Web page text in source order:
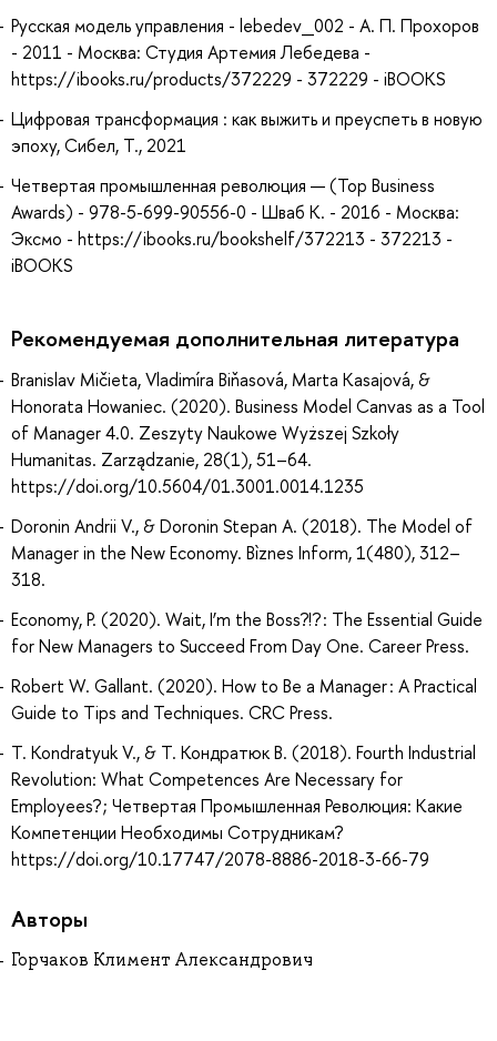
Русская модель управления - lebedev_002 - А. П. Прохоров
- 2011 - Москва: Студия Артемия Лебедева -
https://ibooks.ru/products/372229 - 372229 - iBOOKS
Цифровая трансформация : как выжить и преуспеть в новую
эпоху, Сибел, Т., 2021
Четвертая промышленная революция — (Top Business
Awards) - 978-5-699-90556-0 - Шваб К. - 2016 - Москва:
Эксмо - https://ibooks.ru/bookshelf/372213 - 372213 -
iBOOKS
Рекомендуемая дополнительная литература
Branislav Mičieta, Vladimíra Biňasová, Marta Kasajová, &
Honorata Howaniec. (2020). Business Model Canvas as a Tool
of Manager 4.0. Zeszyty Naukowe Wyższej Szkoły
Humanitas. Zarządzanie, 28(1), 51–64.
https://doi.org/10.5604/01.3001.0014.1235
Doronin Andrii V., & Doronin Stepan A. (2018). The Model of
Manager in the New Economy. Bìznes Inform, 1(480), 312–
318.
Economy, P. (2020). Wait, I’m the Boss?!? : The Essential Guide
for New Managers to Succeed From Day One. Career Press.
Robert W. Gallant. (2020). How to Be a Manager : A Practical
Guide to Tips and Techniques. CRC Press.
T. Kondratyuk V., & Т. Кондратюк В. (2018). Fourth Industrial
Revolution: What Competences Are Necessary for
Employees? ; Четвертая Промышленная Революция: Какие
Компетенции Необходимы Сотрудникам?
https://doi.org/10.17747/2078-8886-2018-3-66-79
Авторы
Горчаков Климент Александрович